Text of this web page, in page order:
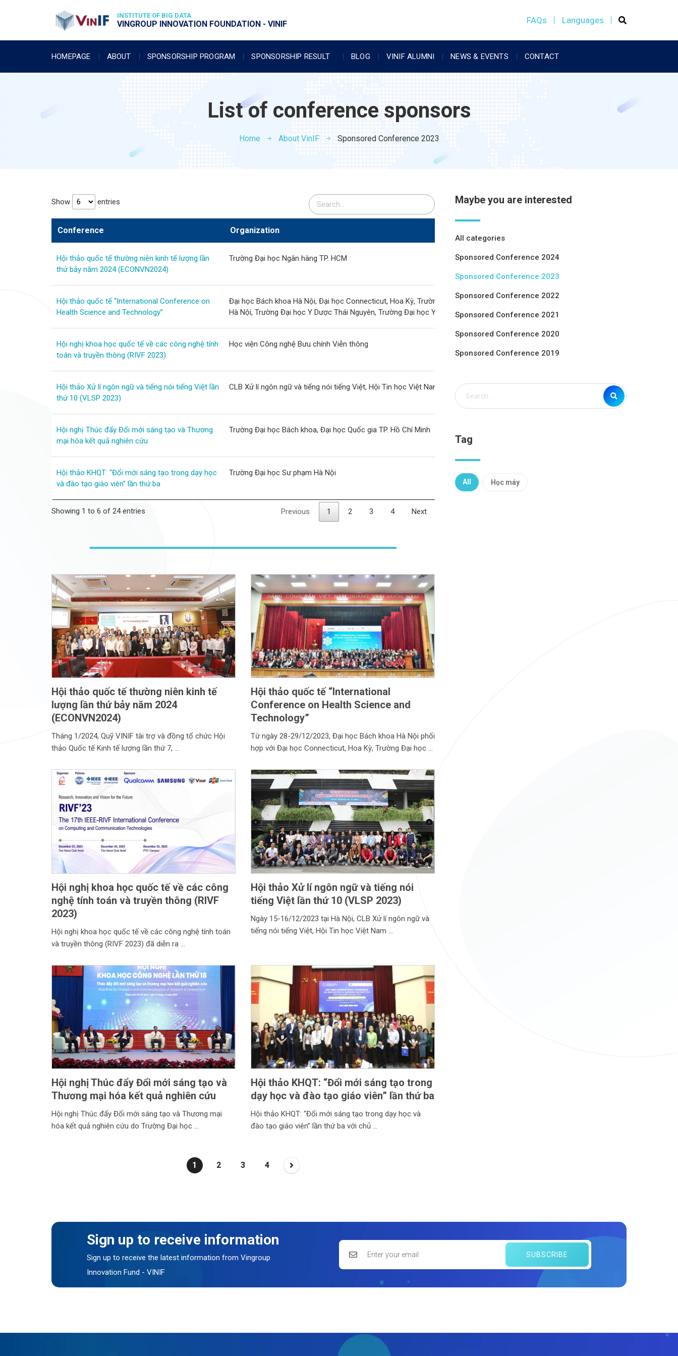
INSTITUTE OF BIG DATA
VINGROUP INNOVATION FOUNDATION - VINIF FAQs Languages
HOMEPAGE ABOUT SPONSORSHIP PROGRAM SPONSORSHIP RESULT BLOG VINIF ALUMNI NEWS & EVENTS CONTACT
List of conference sponsors
Home About VinIF Sponsored Conference 2023
Show entries
Conference Organization
Hội thảo quốc tế thường niên kinh tế lượng lần
thứ bảy năm 2024 (ECONVN2024)
Trường Đại học Ngân hàng TP. HCM
Hội thảo quốc tế “International Conference on
Health Science and Technology”
Đại học Bách khoa Hà Nội, Đại học Connecticut, Hoa Kỳ, Trường Đại học Y
Hà Nội, Trường Đại học Y Dược Thái Nguyên, Trường Đại học Y Dược Huế
Hội nghị khoa học quốc tế về các công nghệ tính
toán và truyền thông (RIVF 2023)
Học viện Công nghệ Bưu chính Viễn thông
Hội thảo Xử lí ngôn ngữ và tiếng nói tiếng Việt lần
thứ 10 (VLSP 2023)
CLB Xử lí ngôn ngữ và tiếng nói tiếng Việt, Hội Tin học Việt Nam
Hội nghị Thúc đẩy Đổi mới sáng tạo và Thương
mại hóa kết quả nghiên cứu
Trường Đại học Bách khoa, Đại học Quốc gia TP. Hồ Chí Minh
Hội thảo KHQT: “Đổi mới sáng tạo trong dạy học
và đào tạo giáo viên” lần thứ ba
Trường Đại học Sư phạm Hà Nội
Showing 1 to 6 of 24 entries Previous 1 2 3 4 Next
Hội thảo quốc tế thường niên kinh tế
lượng lần thứ bảy năm 2024
(ECONVN2024)
Tháng 1/2024, Quỹ VINIF tài trợ và đồng tổ chức Hội
thảo Quốc tế Kinh tế lượng lần thứ 7,
Hội thảo quốc tế “International
Conference on Health Science and
Technology”
Từ ngày 28-29/12/2023, Đại học Bách khoa Hà Nội phối
hợp với Đại học Connecticut, Hoa Kỳ, Trường Đại học
Hội nghị khoa học quốc tế về các công
nghệ tính toán và truyền thông (RIVF
2023)
Hội nghị khoa học quốc tế về các công nghệ tính toán
và truyền thông (RIVF 2023) đã diễn ra
Hội thảo Xử lí ngôn ngữ và tiếng nói
tiếng Việt lần thứ 10 (VLSP 2023)
Ngày 15-16/12/2023 tại Hà Nội, CLB Xử lí ngôn ngữ và
tiếng nói tiếng Việt, Hội Tin học Việt Nam
Hội nghị Thúc đẩy Đổi mới sáng tạo và
Thương mại hóa kết quả nghiên cứu
Hội nghị Thúc đẩy Đổi mới sáng tạo và Thương mại
hóa kết quả nghiên cứu do Trường Đại học
Hội thảo KHQT: “Đổi mới sáng tạo trong
dạy học và đào tạo giáo viên” lần thứ ba
Hội thảo KHQT: “Đổi mới sáng tạo trong dạy học và
đào tạo giáo viên” lần thứ ba với chủ
1 2 3 4
Maybe you are interested
All categories
Sponsored Conference 2024
Sponsored Conference 2023
Sponsored Conference 2022
Sponsored Conference 2021
Sponsored Conference 2020
Sponsored Conference 2019
Tag
All Học máy
Sign up to receive information
Sign up to receive the latest information from Vingroup
Innovation Fund - VINIF
SUBSCRIBE